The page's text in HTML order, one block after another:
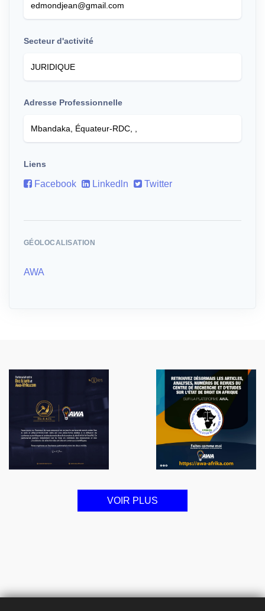
Secteur d'activité
Adresse Professionnelle
Liens
Facebook Linkedln Twitter
GÉOLOCALISATION
AWA
VOIR PLUS